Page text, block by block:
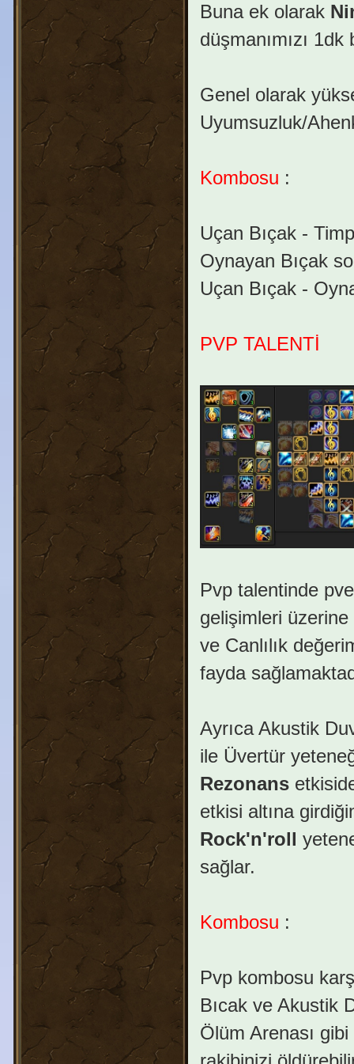
Buna ek olarak
düşmanımızı
Genel olarak
Uyumsuzluk/
Kombosu :
Uçan Bıçak -
Oynayan Bıçak
Uçan Bıçak -
PVP TALENTİ
Pvp talentinde
gelişimleri
ve Canlılık
fayda
Ayrıca Akustik
ile Üvertür
Rezonans
etkisi altına
Rock'n'roll
sağlar.
Kombosu :
Pvp kombosu
Bıcak ve Akustik
Ölüm Arenası